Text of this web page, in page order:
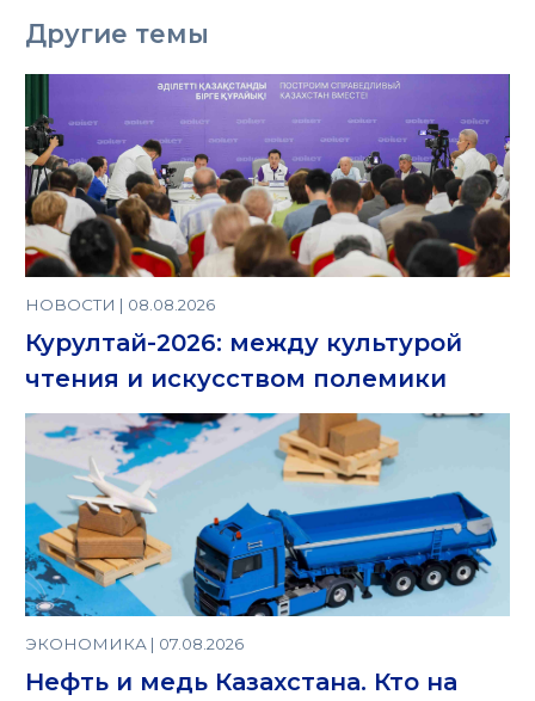
Другие темы
НОВОСТИ | 08.08.2026
Курултай-2026: между культурой
чтения и искусством полемики
ЭКОНОМИКА | 07.08.2026
Нефть и медь Казахстана. Кто на